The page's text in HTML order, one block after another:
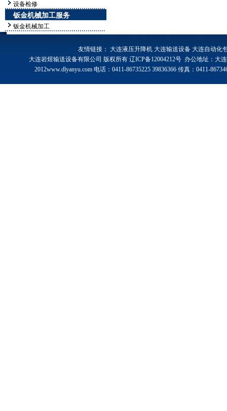
设备检修
钣金机械加工服务
钣金机械加工
友情链接： 大连液压升降机 大连输送设备 大连自动化
大连岩煜输送设备有限公司 版权所有 辽ICP备12004212号 办公地址：大
2012www.dlyanyu.com 电话：0411-86735225 39836366 传真：0411-